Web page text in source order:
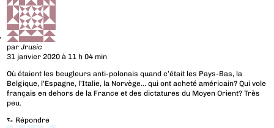
parJrusic
31 janvier 2020 à 11 h 04 min
Où étaient les beugleurs anti-polonais quand c’était les Pays-Bas, la
Belgique, l’Espagne, l’Italie, la Norvège… qui ont acheté américain? Qui vole
français en dehors de la France et des dictatures du Moyen Orient? Très
peu.
⮑ Répondre